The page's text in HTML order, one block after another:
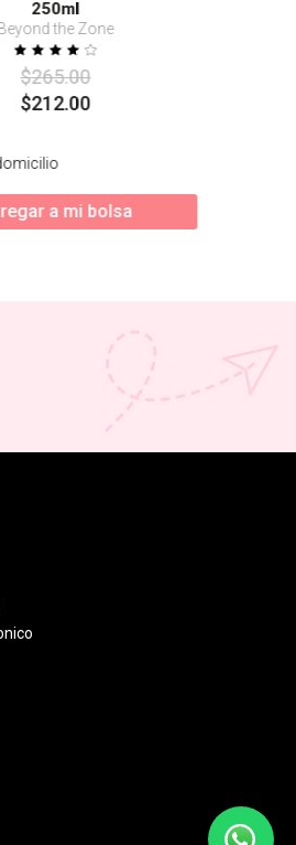
250ml
Beyond the Zone
$265.00
$212.00
a mi bolsa